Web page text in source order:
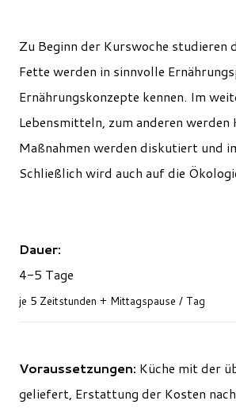
Zu Beginn der Kurswoche studieren
Fette werden in sinnvolle
Ernährungskonzepte kennen. Im
Lebensmitteln, zum anderen
Maßnahmen werden diskutiert und
Schließlich wird auch auf die
Dauer:
4-5 Tage
je 5 Zeitstunden + Mittagspause / Tag
Voraussetzungen: Küche mit der
geliefert, Erstattung der Kosten